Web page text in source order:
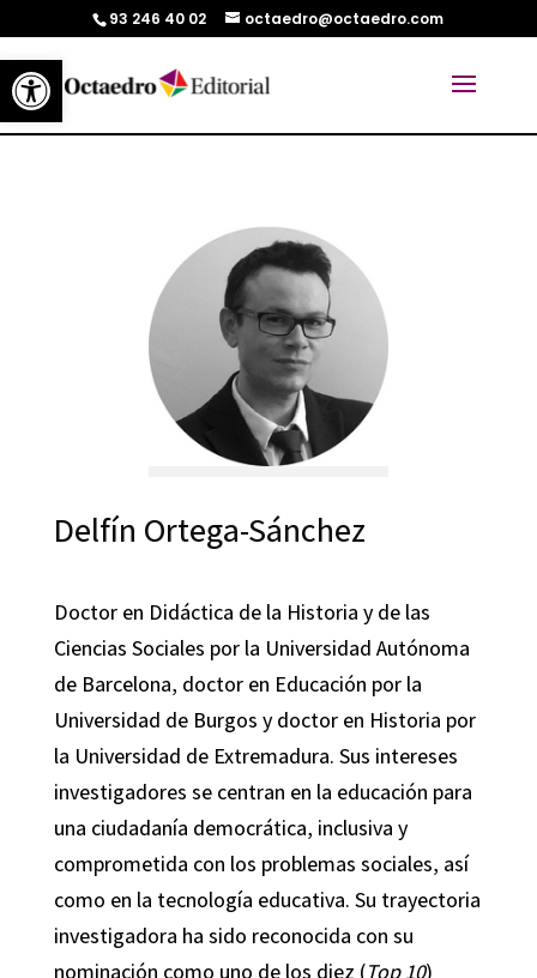
Abrir barra de herramientas
93 246 40 02 octaedro@octaedro.com
Delfín Ortega-Sánchez
Doctor en Didáctica de la Historia y de las
Ciencias Sociales por la Universidad Autónoma
de Barcelona, doctor en Educación por la
Universidad de Burgos y doctor en Historia por
la Universidad de Extremadura. Sus intereses
investigadores se centran en la educación para
una ciudadanía democrática, inclusiva y
comprometida con los problemas sociales, así
como en la tecnología educativa. Su trayectoria
investigadora ha sido reconocida con su
nominación como uno de los diez (Top 10)